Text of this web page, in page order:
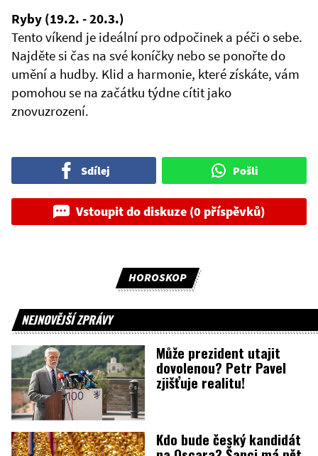
Ryby (19.2. - 20.3.)
Tento víkend je ideální pro odpočinek a péči o sebe.
Najděte si čas na své koníčky nebo se ponořte do
umění a hudby. Klid a harmonie, které získáte, vám
pomohou se na začátku týdne cítit jako
znovuzrození.
Sdílej Pošli
Vstoupit do diskuze (0 příspěvků)
HOROSKOP
NEJNOVĚJŠÍ ZPRÁVY
Může prezident utajit
dovolenou? Petr Pavel
zjišťuje realitu!
Kdo bude český kandidát